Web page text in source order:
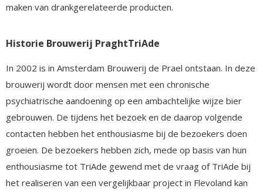
maken van drankgerelateerde producten.
Historie Brouwerij PraghtTriAde
In 2002 is in Amsterdam Brouwerij de Prael ontstaan. In deze
brouwerij wordt door mensen met een chronische
psychiatrische aandoening op een ambachtelijke wijze bier
gebrouwen. De tijdens het bezoek en de daarop volgende
contacten hebben het enthousiasme bij de bezoekers doen
groeien. De bezoekers hebben zich, mede op basis van hun
enthousiasme tot TriAde gewend met de vraag of TriAde bij
het realiseren van een vergelijkbaar project in Flevoland kan